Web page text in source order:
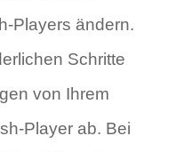
Players ändern.
Schritte
von Ihrem
Player ab. Bei